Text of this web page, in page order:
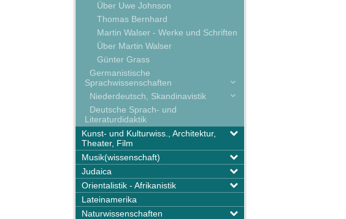
Über Uwe Johnson
Thomas Bernhard
Martin Walser - Werke und Schriften
Über Martin Walser
Günter Grass
Germanistische
Sprachwissenschaften
Niederdeutsch, Skandinavistik
Deutsche Sprach- und
Literaturdidaktik
Kunst- und Kulturwiss., Architektur,
Theater, Film
Musik(wissenschaft)
Judaica
Orientalistik - Afrikanistik
Lateinamerika
Naturwissenschaften